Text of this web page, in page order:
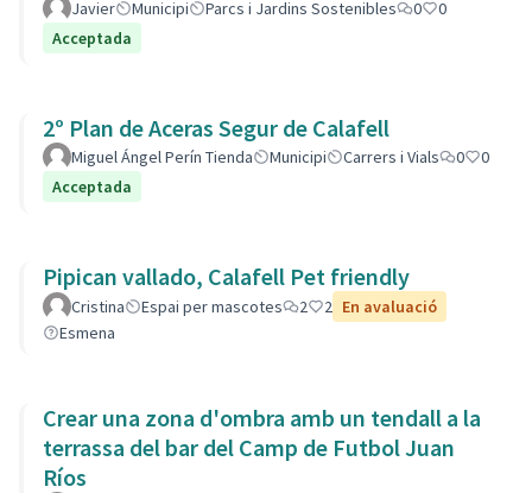
Javier Municipi Parcs i Jardins Sostenibles 0
0
Acceptada
2º Plan de Aceras Segur de Calafell
Miguel Ángel Perín Tienda Municipi Carrers i Vials 0
0
Acceptada
Pipican vallado, Calafell Pet friendly
Cristina Espai per mascotes 2 2 En avaluació
Esmena
Crear una zona d'ombra amb un tendall a la
terrassa del bar del Camp de Futbol Juan
Ríos